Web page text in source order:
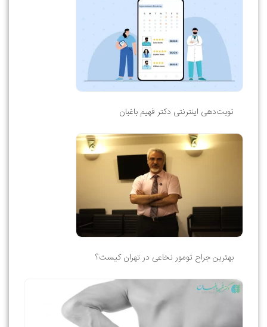
نوبت‌دهی اینترنتی دکتر فهیم باغبان
بهترین جراح تومور نخاعی در تهران کیست؟